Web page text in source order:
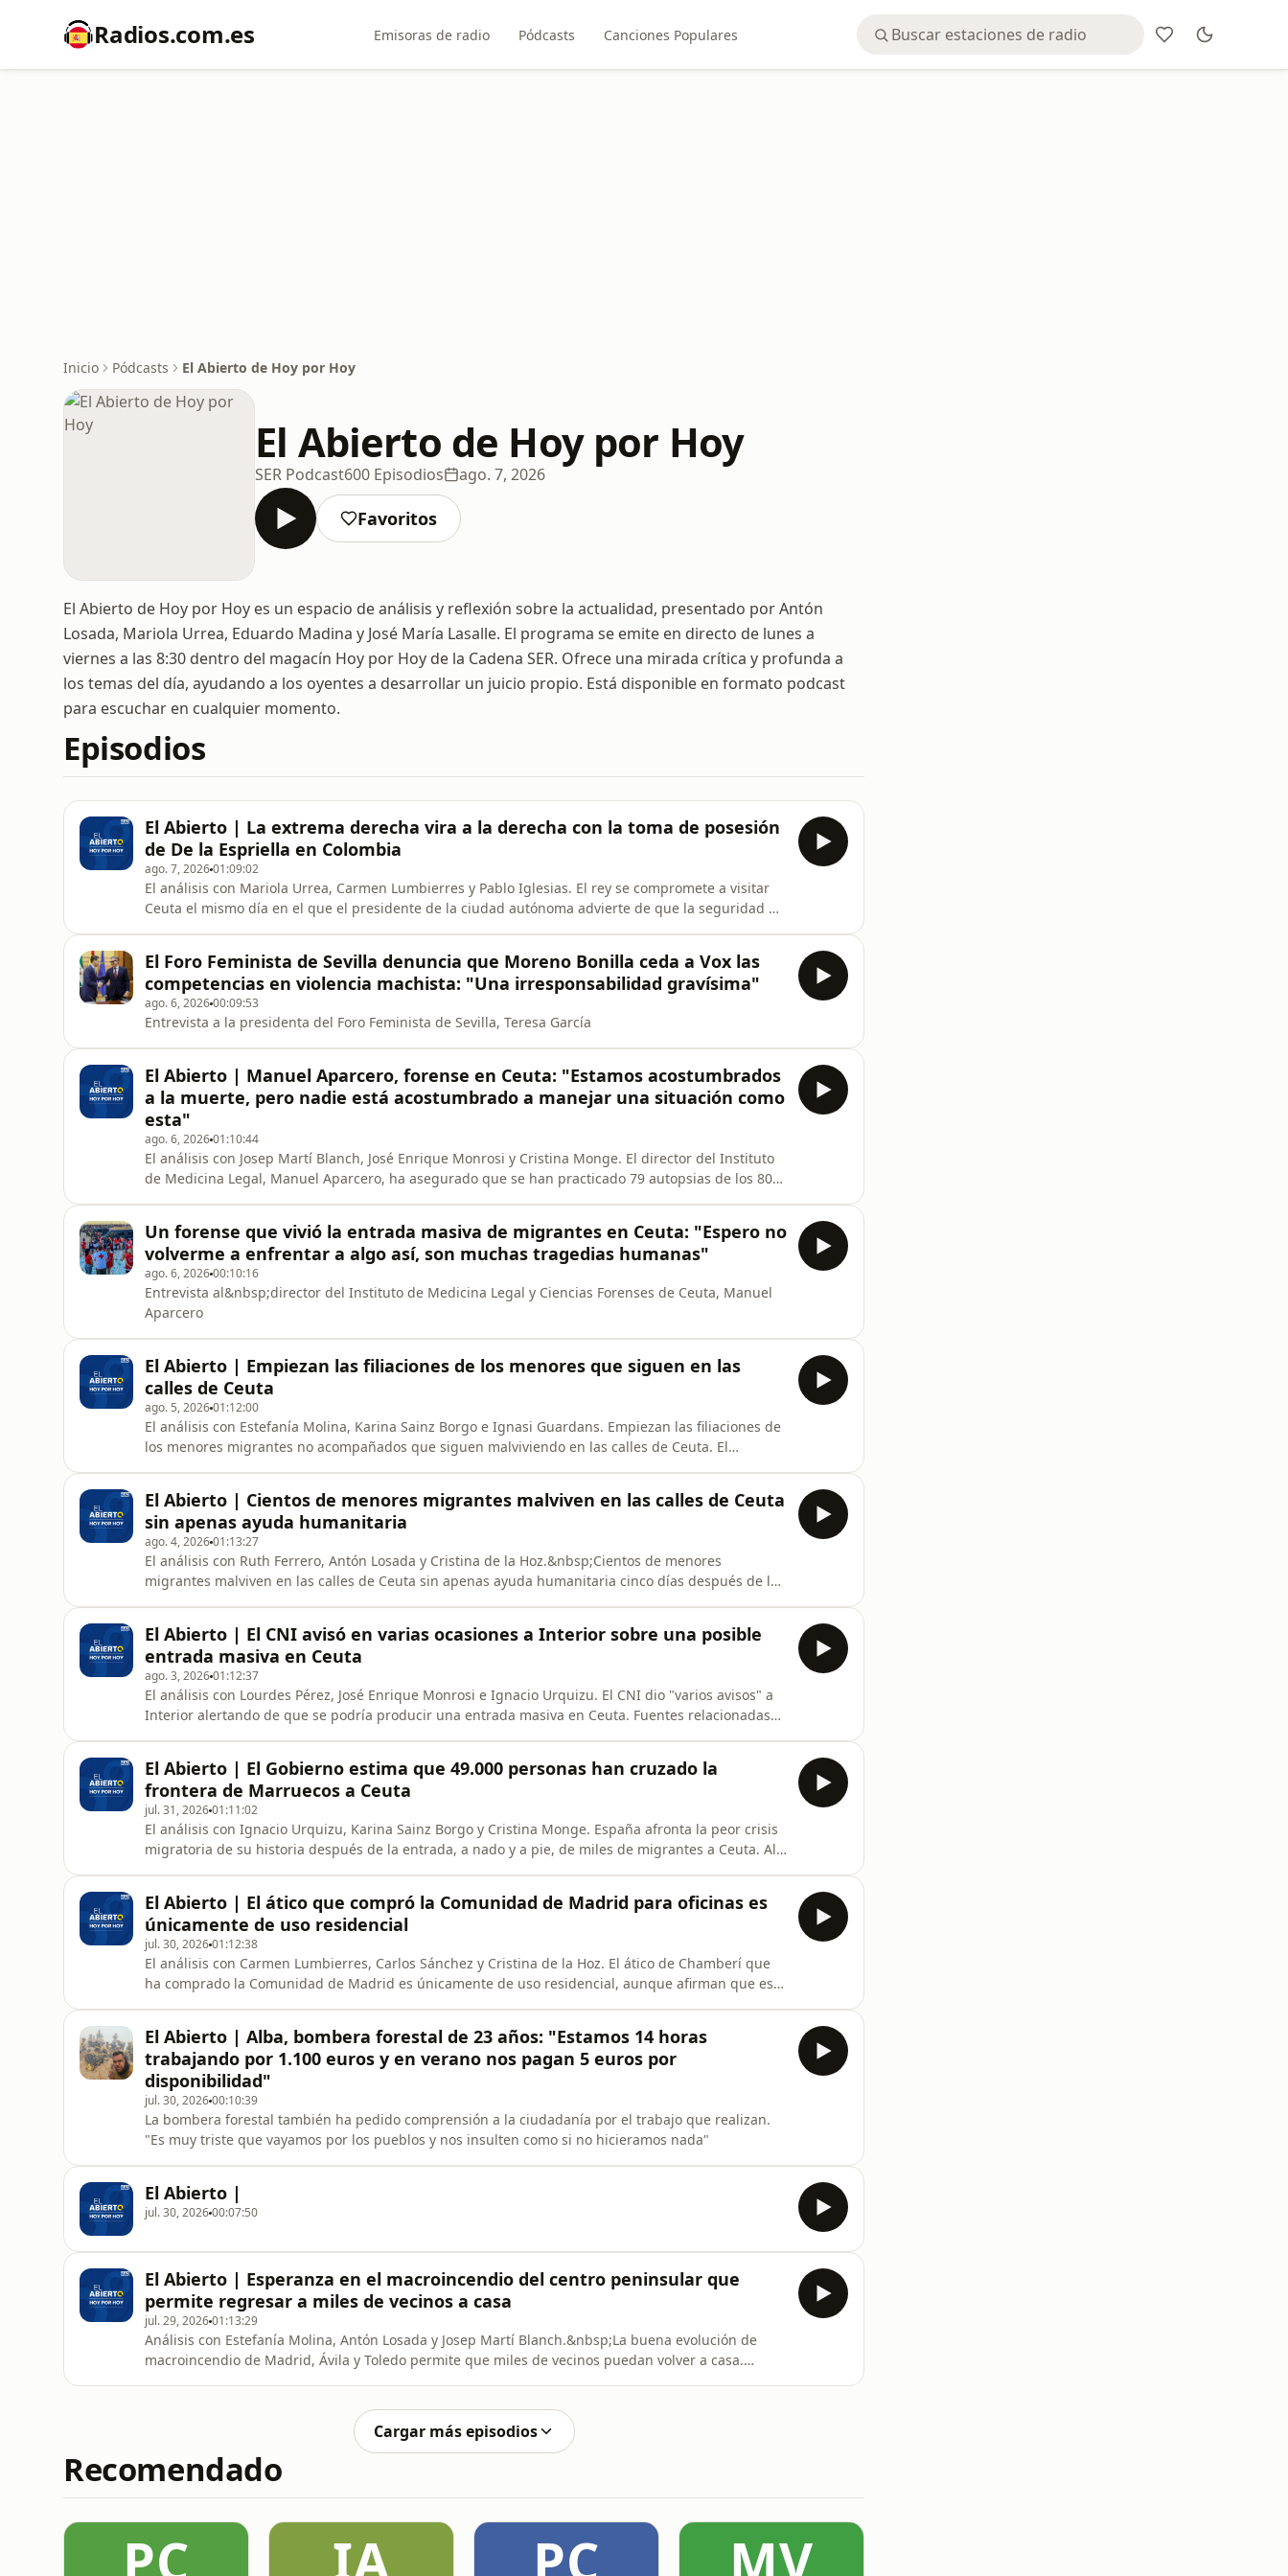
Radios.com.es Emisoras de radio Pódcasts Canciones Populares
Inicio Pódcasts El Abierto de Hoy por Hoy
El Abierto de Hoy por Hoy
SER Podcast600 Episodios ago. 7, 2026
Favoritos
El Abierto de Hoy por Hoy es un espacio de análisis y reflexión sobre la actualidad, presentado por Antón
Losada, Mariola Urrea, Eduardo Madina y José María Lasalle. El programa se emite en directo de lunes a
viernes a las 8:30 dentro del magacín Hoy por Hoy de la Cadena SER. Ofrece una mirada crítica y profunda a
los temas del día, ayudando a los oyentes a desarrollar un juicio propio. Está disponible en formato podcast
para escuchar en cualquier momento.
Episodios
El Abierto | La extrema derecha vira a la derecha con la toma de posesión
de De la Espriella en Colombia
ago. 7, 202601:09:02
El análisis con Mariola Urrea, Carmen Lumbierres y Pablo Iglesias. El rey se compromete a visitar
Ceuta el mismo día en el que el presidente de la ciudad autónoma advierte de que la seguridad de
La&nbsp;secret
El Foro Feminista de Sevilla denuncia que Moreno Bonilla ceda a Vox las
competencias en violencia machista: "Una irresponsabilidad gravísima"
ago. 6, 202600:09:53
Entrevista a la presidenta del Foro Feminista de Sevilla, Teresa García
El Abierto | Manuel Aparcero, forense en Ceuta: "Estamos acostumbrados
a la muerte, pero nadie está acostumbrado a manejar una situación como
esta"
ago. 6, 202601:10:44
El análisis con Josep Martí Blanch, José Enrique Monrosi y Cristina Monge. El director del Instituto
de Medicina Legal, Manuel Aparcero, ha asegurado que se han practicado 79 autopsias de los 80
presidenta del foro femi
Un forense que vivió la entrada masiva de migrantes en Ceuta: "Espero no
volverme a enfrentar a algo así, son muchas tragedias humanas"
ago. 6, 202600:10:16
Entrevista al&nbsp;director del Instituto de Medicina Legal y Ciencias Forenses de Ceuta, Manuel
Aparcero
El Abierto | Empiezan las filiaciones de los menores que siguen en las
calles de Ceuta
ago. 5, 202601:12:00
El análisis con Estefanía Molina, Karina Sainz Borgo e Ignasi Guardans. Empiezan las filiaciones de
los menores migrantes no acompañados que siguen malviviendo en las calles de Ceuta. El
Gobierno de la ciudad autó
El Abierto | Cientos de menores migrantes malviven en las calles de Ceuta
sin apenas ayuda humanitaria
ago. 4, 202601:13:27
El análisis con Ruth Ferrero, Antón Losada y Cristina de la Hoz.&nbsp;Cientos de menores
migrantes malviven en las calles de Ceuta sin apenas ayuda humanitaria cinco días después de la
El Abierto | El CNI avisó en varias ocasiones a Interior sobre una posible
entrada masiva en Ceuta
ago. 3, 202601:12:37
El análisis con Lourdes Pérez, José Enrique Monrosi e Ignacio Urquizu. El CNI dio "varios avisos" a
Interior alertando de que se podría producir una entrada masiva en Ceuta. Fuentes relacionadas
Supremo del 8 de
El Abierto | El Gobierno estima que 49.000 personas han cruzado la
frontera de Marruecos a Ceuta
jul. 31, 202601:11:02
El análisis con Ignacio Urquizu, Karina Sainz Borgo y Cristina Monge. España afronta la peor crisis
migratoria de su historia después de la entrada, a nado y a pie, de miles de migrantes a Ceuta. Al
El Abierto | El ático que compró la Comunidad de Madrid para oficinas es
únicamente de uso residencial
jul. 30, 202601:12:38
El análisis con Carmen Lumbierres, Carlos Sánchez y Cristina de la Hoz. El ático de Chamberí que
ha comprado la Comunidad de Madrid es únicamente de uso residencial, aunque afirman que es
migratoria, con la llegad
El Abierto | Alba, bombera forestal de 23 años: "Estamos 14 horas
trabajando por 1.100 euros y en verano nos pagan 5 euros por
disponibilidad"
jul. 30, 202600:10:39
La bombera forestal también ha pedido comprensión a la ciudadanía por el trabajo que realizan.
"Es muy triste que vayamos por los pueblos y nos insulten como si no hicieramos nada"
El Abierto |
jul. 30, 202600:07:50
El Abierto | Esperanza en el macroincendio del centro peninsular que
permite regresar a miles de vecinos a casa
jul. 29, 202601:13:29
Análisis con Estefanía Molina, Antón Losada y Josep Martí Blanch.&nbsp;La buena evolución de
macroincendio de Madrid, Ávila y Toledo permite que miles de vecinos puedan volver a casa.
Cargar más episodios
Recomendado
PC IA PC MV